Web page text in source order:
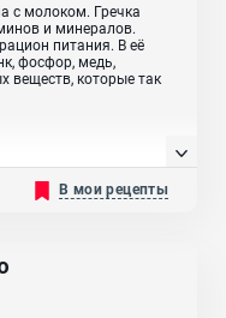
с молоком. Гречка
и минералов.
питания. В её
фосфор, медь,
веществ, которые так
В мои рецепты